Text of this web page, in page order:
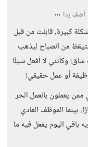
أضف ردا
كبيرة، قابلت من قبل
من الصباح ليذهب
وكأنني لا أفعل شيئًا
أو عمل حقيقي!
ممن يعملون بالعمل الحر
بينما الموظف العادي
لديه باقي اليوم يفعل فيه ما